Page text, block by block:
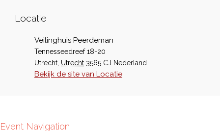
Locatie
Veilinghuis Peerdeman
Tennesseedreef 18-20
Utrecht Utrecht 3565 CJ Nederland
Bekijk de site van Locatie
Event Navigation